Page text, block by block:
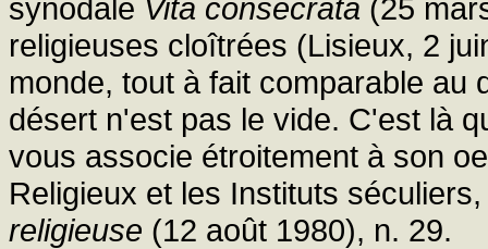
synodale Vita consecrata (25
religieuses cloîtrées (Lisieux, 2
monde, tout à fait comparable au
désert n'est pas le vide. C'est là
vous associe étroitement à son
Religieux et les Instituts
religieuse (12 août 1980), n. 29.